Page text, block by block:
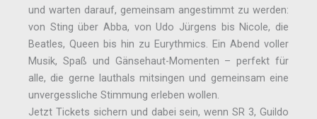
und warten darauf, gemeinsam angestimmt zu werden:
von Sting über Abba, von Udo Jürgens bis Nicole, die
Beatles, Queen bis hin zu Eurythmics. Ein Abend voller
Musik, Spaß und Gänsehaut-Momenten – perfekt für
alle, die gerne lauthals mitsingen und gemeinsam eine
unvergessliche Stimmung erleben wollen.
Jetzt Tickets sichern und dabei sein, wenn SR 3, Guildo